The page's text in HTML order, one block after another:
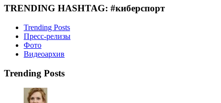
TRENDING HASHTAG: #киберспорт
Trending Posts
Пресс-релизы
Фото
Видеоархив
Trending Posts